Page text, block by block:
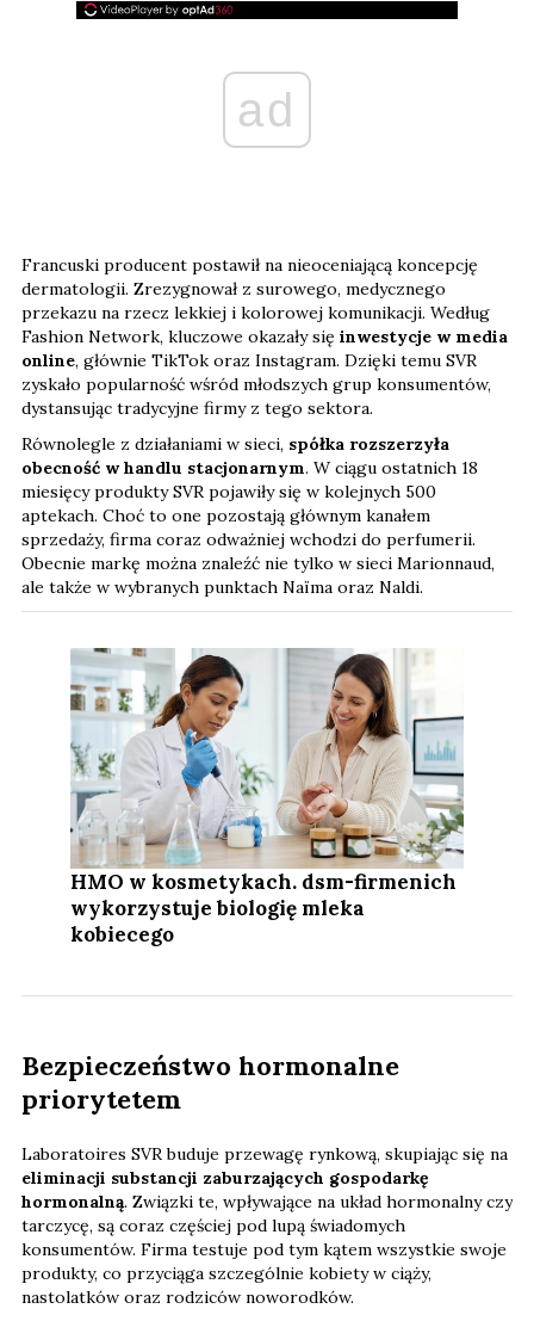
ad
Francuski producent postawił na nieoceniającą koncepcję
dermatologii. Zrezygnował z surowego, medycznego
przekazu na rzecz lekkiej i kolorowej komunikacji. Według
Fashion Network, kluczowe okazały się inwestycje w media
online, głównie TikTok oraz Instagram. Dzięki temu SVR
zyskało popularność wśród młodszych grup konsumentów,
dystansując tradycyjne firmy z tego sektora.
Równolegle z działaniami w sieci, spółka rozszerzyła
obecność w handlu stacjonarnym. W ciągu ostatnich 18
miesięcy produkty SVR pojawiły się w kolejnych 500
aptekach. Choć to one pozostają głównym kanałem
sprzedaży, firma coraz odważniej wchodzi do perfumerii.
Obecnie markę można znaleźć nie tylko w sieci Marionnaud,
ale także w wybranych punktach Naïma oraz Naldi.
HMO w kosmetykach. dsm-firmenich
wykorzystuje biologię mleka
kobiecego
Bezpieczeństwo hormonalne
priorytetem
Laboratoires SVR buduje przewagę rynkową, skupiając się na
eliminacji substancji zaburzających gospodarkę
hormonalną. Związki te, wpływające na układ hormonalny czy
tarczycę, są coraz częściej pod lupą świadomych
konsumentów. Firma testuje pod tym kątem wszystkie swoje
produkty, co przyciąga szczególnie kobiety w ciąży,
nastolatków oraz rodziców noworodków.